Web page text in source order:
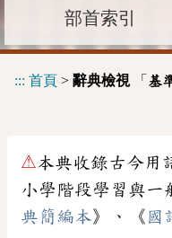
部首索引
::: 首頁 > 辭典檢視「 基
⚠本典收錄古今用
小學階段學習與一
典簡編本》、《 國